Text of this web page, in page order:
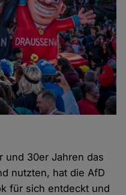
und 30er Jahren das
nutzten, hat die AfD
für sich entdeckt und